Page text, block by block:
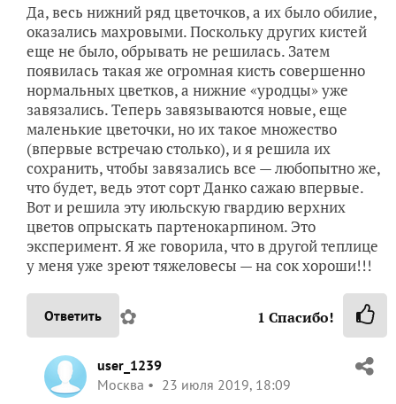
Да, весь нижний ряд цветочков, а их было обилие,
оказались махровыми. Поскольку других кистей
еще не было, обрывать не решилась. Затем
появилась такая же огромная кисть совершенно
нормальных цветков, а нижние «уродцы» уже
завязались. Теперь завязываются новые, еще
маленькие цветочки, но их такое множество
(впервые встречаю столько), и я решила их
сохранить, чтобы завязались все — любопытно же,
что будет, ведь этот сорт Данко сажаю впервые.
Вот и решила эту июльскую гвардию верхних
цветов опрыскать партенокарпином. Это
эксперимент. Я же говорила, что в другой теплице
у меня уже зреют тяжеловесы — на сок хороши!!!
Ответить ✿ 1 Спасибо!
user_1239
Москва
23 июля 2019, 18:09